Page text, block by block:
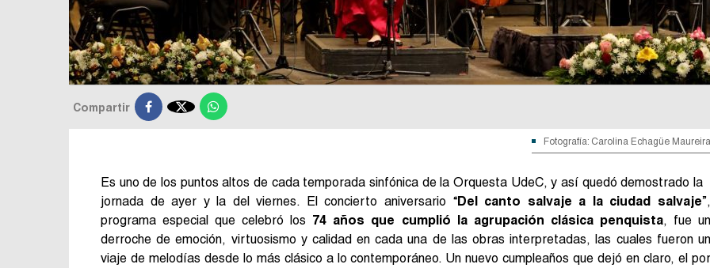
Compartir 
Fotografía: Carolina Echagüe Maureira
Es uno de los puntos altos de cada temporada sinfónica de la Orquesta UdeC, y así quedó demostrado la
jornada de ayer y la del viernes. El concierto aniversario “Del canto salvaje a la ciudad salvaje”,
programa especial que celebró los 74 años que cumplió la agrupación clásica penquista, fue un
derroche de emoción, virtuosismo y calidad en cada una de las obras interpretadas, las cuales fueron un
viaje de melodías desde lo más clásico a lo contemporáneo. Un nuevo cumpleaños que dejó en claro, el por